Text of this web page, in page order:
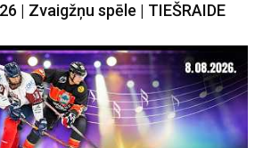
| Zvaigžņu spēle | TIEŠRAIDE